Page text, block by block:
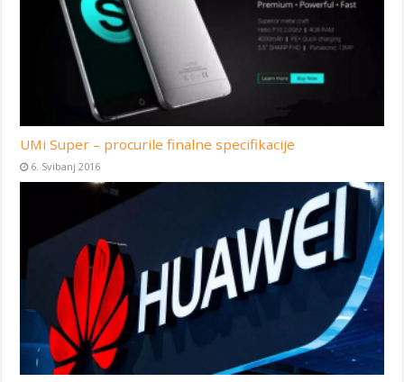
UMi Super – procurile finalne specifikacije
6. Svibanj 2016